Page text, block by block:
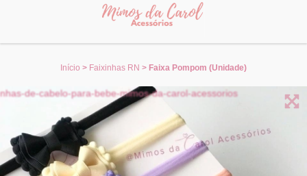
Início > Faixinhas RN > Faixa Pompom (Unidade)